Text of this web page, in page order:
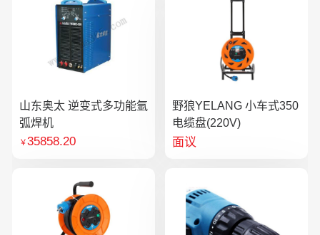
山东奥太 逆变式多功能氩
弧焊机
￥35858.20
野狼YELANG 小车式350
电缆盘(220V)
面议